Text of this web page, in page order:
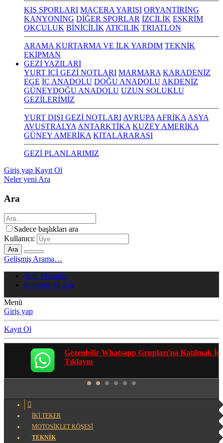
KIŞ SPORLARI MACERA YARIŞI ORYANTİRİNG
KANYONİNG DİĞER SPORLAR İZCİLİK ESKRİM
OKÇULUK BİNİCİLİK ATICILIK TRIATLON
ARAMA KURTARMA VE İLK YARDIM TEKNİK
EKİPMAN
GEZİ YAZILARI
YURT İÇİ GEZİ NOTLARI MARMARA KARADENİZ
EGE İÇ ANADOLU DOĞU ANADOLU AKDENİZ
GÜNEYDOĞU ANADOLU UZUN SOLUKLU
GEZİLERİMİZ
YURT DIŞI GEZİ NOTLARI AVRUPA AFRİKA ASYA
AVUSTRALYA ANTARKTİKA KUZEY AMERİKA
GÜNEY AMERİKA KITALARARASI
GEZİ PLANLARIMIZ
Giriş yap Kayıt Ol
Neler yeni Ara
Ara
Sadece başlıkları ara
Kullanıcı:
Ara
Gelişmiş Arama…
Yeni Mesajlar
Forumlarda Ara
Menü
Giriş yap
Kayıt Ol
Gezenbilir Whatsapp Grupları'na Katılmak İçin
Tıklayın
İKİ TEKER
MOTOSİKLET KÖŞESİ
TEKNİK